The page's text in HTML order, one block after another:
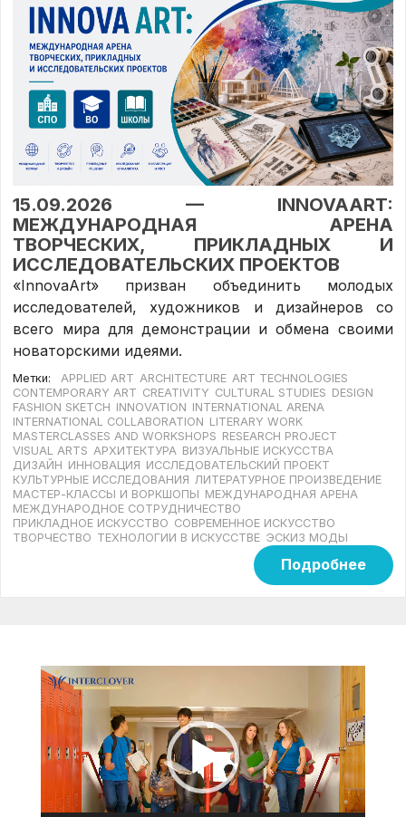
15.09.2026 — INNOVAART:
МЕЖДУНАРОДНАЯ АРЕНА
ТВОРЧЕСКИХ, ПРИКЛАДНЫХ И
ИССЛЕДОВАТЕЛЬСКИХ ПРОЕКТОВ
«InnovaArt» призван объединить молодых
исследователей, художников и дизайнеров со
всего мира для демонстрации и обмена своими
новаторскими идеями.
Метки: APPLIED ART ARCHITECTURE ART TECHNOLOGIES
CONTEMPORARY ART CREATIVITY CULTURAL STUDIES DESIGN
FASHION SKETCH INNOVATION INTERNATIONAL ARENA
INTERNATIONAL COLLABORATION LITERARY WORK
MASTERCLASSES AND WORKSHOPS RESEARCH PROJECT
VISUAL ARTS АРХИТЕКТУРА ВИЗУАЛЬНЫЕ ИСКУССТВА
ДИЗАЙН ИННОВАЦИЯ ИССЛЕДОВАТЕЛЬСКИЙ ПРОЕКТ
КУЛЬТУРНЫЕ ИССЛЕДОВАНИЯ ЛИТЕРАТУРНОЕ ПРОИЗВЕДЕНИЕ
МАСТЕР-КЛАССЫ И ВОРКШОПЫ МЕЖДУНАРОДНАЯ АРЕНА
МЕЖДУНАРОДНОЕ СОТРУДНИЧЕСТВО
ПРИКЛАДНОЕ ИСКУССТВО СОВРЕМЕННОЕ ИСКУССТВО
ТВОРЧЕСТВО ТЕХНОЛОГИИ В ИСКУССТВЕ ЭСКИЗ МОДЫ
Подробнее
Видеоплеер